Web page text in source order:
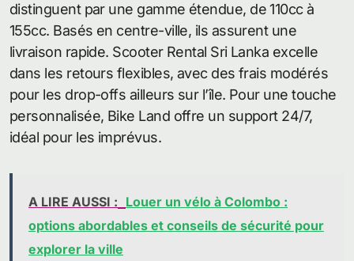
distinguent par une gamme étendue, de 110cc à
155cc. Basés en centre-ville, ils assurent une
livraison rapide. Scooter Rental Sri Lanka excelle
dans les retours flexibles, avec des frais modérés
pour les drop-offs ailleurs sur l’île. Pour une touche
personnalisée, Bike Land offre un support 24/7,
idéal pour les imprévus.
A LIRE AUSSI : Louer un vélo à Colombo :
options abordables et conseils de sécurité pour
explorer la ville